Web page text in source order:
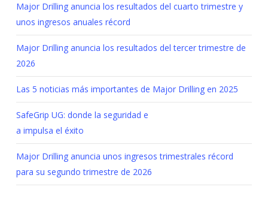
Major Drilling anuncia los resultados del cuarto trimestre y
unos ingresos anuales récord
Major Drilling anuncia los resultados del tercer trimestre de
2026
Las 5 noticias más importantes de Major Drilling en 2025
SafeGrip UG: donde la seguridad e
a impulsa el éxito
Major Drilling anuncia unos ingresos trimestrales récord
para su segundo trimestre de 2026